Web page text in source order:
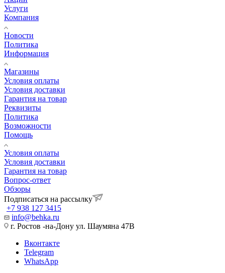
Услуги
Компания
Новости
Политика
Информация
Магазины
Условия оплаты
Условия доставки
Гарантия на товар
Реквизиты
Политика
Возможности
Помощь
Условия оплаты
Условия доставки
Гарантия на товар
Вопрос-ответ
Обзоры
Подписаться на рассылку
+7 938 127 3415
info@behka.ru
г. Ростов -на-Дону ул. Шаумяна 47В
Вконтакте
Telegram
WhatsApp